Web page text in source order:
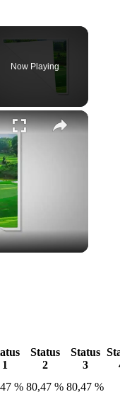
Now Playing
1
Status
2
Status
3
% 80,47 % 80,47 %